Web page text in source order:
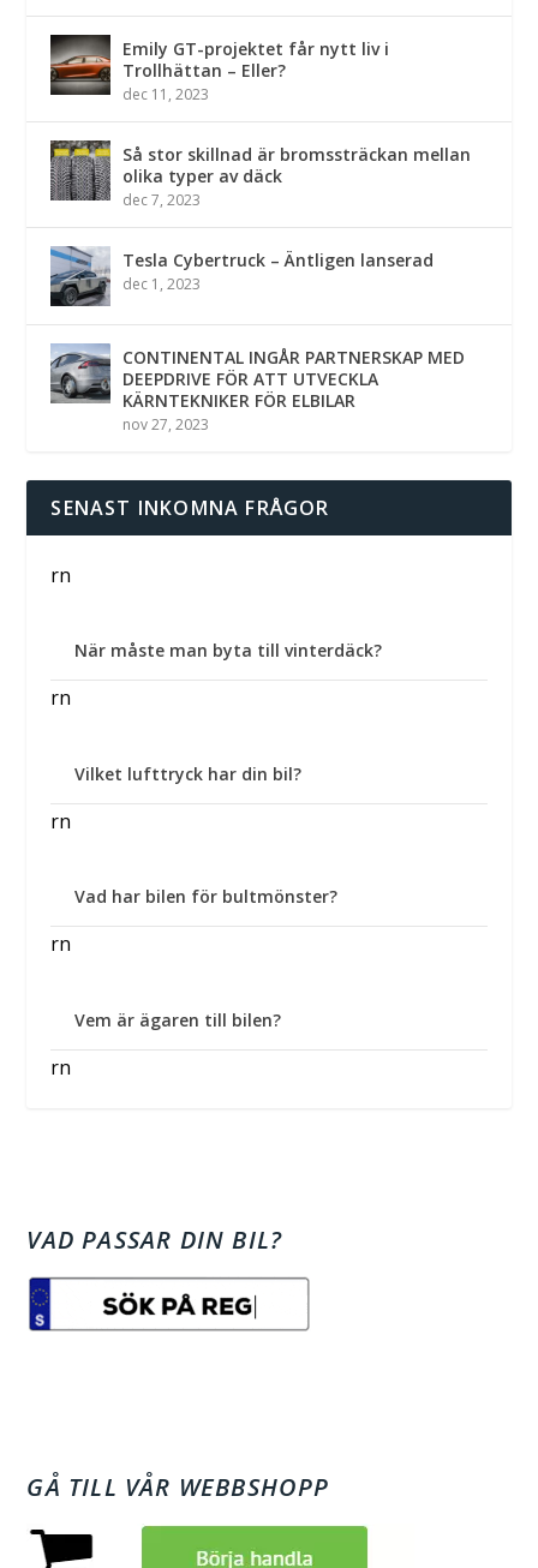
Emily GT-projektet får nytt liv i
Trollhättan – Eller?
dec 11, 2023
Så stor skillnad är bromssträckan mellan
olika typer av däck
dec 7, 2023
Tesla Cybertruck – Äntligen lanserad
dec 1, 2023
CONTINENTAL INGÅR PARTNERSKAP MED
DEEPDRIVE FÖR ATT UTVECKLA
KÄRNTEKNIKER FÖR ELBILAR
nov 27, 2023
SENAST INKOMNA FRÅGOR
rn
När måste man byta till vinterdäck?
rn
Vilket lufttryck har din bil?
rn
Vad har bilen för bultmönster?
rn
Vem är ägaren till bilen?
rn
VAD PASSAR DIN BIL?
GÅ TILL VÅR WEBBSHOPP